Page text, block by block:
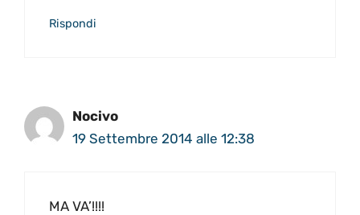
Rispondi
Nocivo
19 Settembre 2014 alle 12:38
MA VA’!!!!